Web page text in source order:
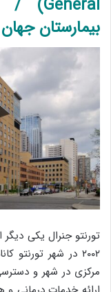
بیمارستان جهان
تورنتو جنرال یکی
۲۰۰۲ در شهر
مرکزی در شهر و